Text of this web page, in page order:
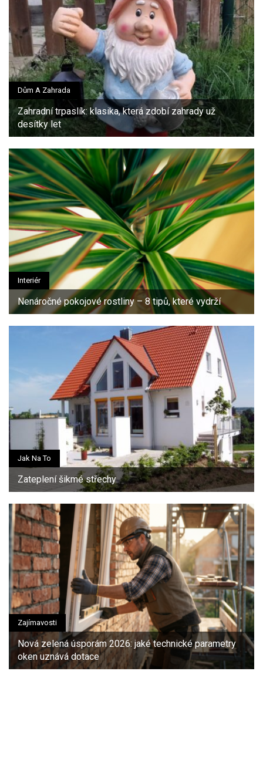
Dům A Zahrada
Zahradní trpaslík: klasika, která zdobí zahrady už
desítky let
Interiér
Nenáročné pokojové rostliny – 8 tipů, které vydrží
Jak Na To
Zateplení šikmé střechy
Zajímavosti
Nová zelená úsporám 2026: jaké technické parametry
oken uznává dotace